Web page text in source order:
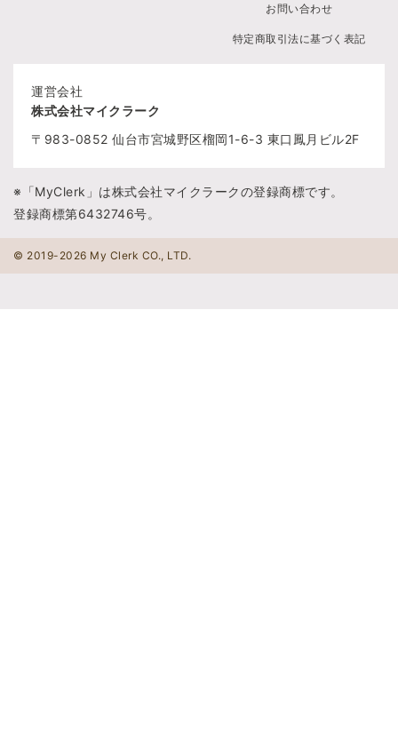
お問い合わせ
特定商取引法に基づく表記
運営会社
株式会社マイクラーク
〒983-0852 仙台市宮城野区榴岡1-6-3 東口鳳月ビル2F
※「MyClerk」は株式会社マイクラークの登録商標です。
登録商標第6432746号。
© 2019-2026 My Clerk CO., LTD.